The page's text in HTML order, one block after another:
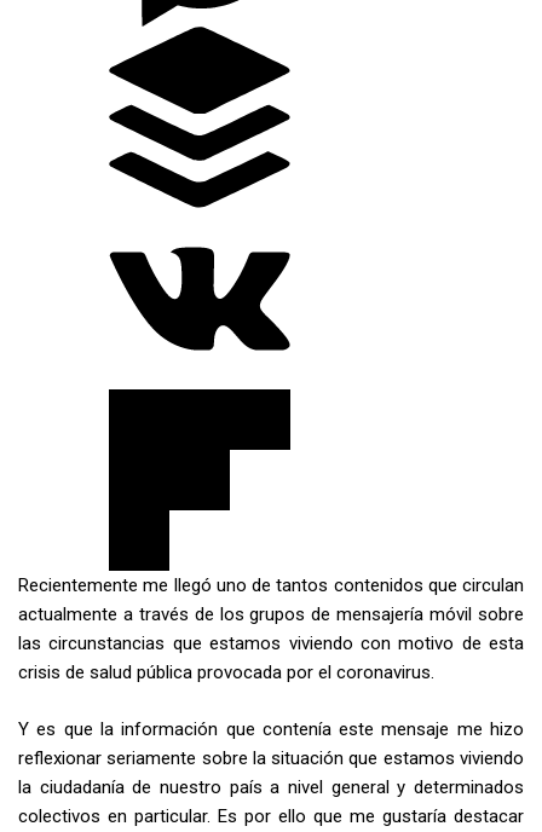
Recientemente me llegó uno de tantos contenidos que circulan
actualmente a través de los grupos de mensajería móvil sobre
las circunstancias que estamos viviendo con motivo de esta
crisis de salud pública provocada por el coronavirus.
Y es que la información que contenía este mensaje me hizo
reflexionar seriamente sobre la situación que estamos viviendo
la ciudadanía de nuestro país a nivel general y determinados
colectivos en particular. Es por ello que me gustaría destacar